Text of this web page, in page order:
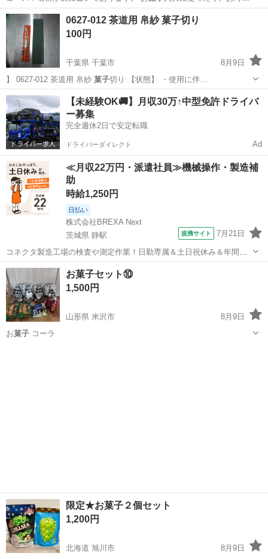
を並べたりして使…
大阪 枚方市
0627-012 茶道用 帛紗 菓子切り
100円
千葉県 千葉市
8月9日
】 0627-012 茶道用 帛紗 菓子 切り 【状態】 ・使用に伴…
千葉 千葉市 インテリア雑貨/小物 帛紗
【未経験OK🚚】月収30万↑中型免許ドライバ
ー募集
完全週休2日で安定転職
ドライバーダイレクト Ad
≪月収22万円・派遣社員≫機械操作・製造補
助
時給1,250円
日払い
株式会社BREXA Next
茨城県 静駅
提携サイト 7月21日
コネクタ製造工場の検査や測定作業！日勤専属＆土日祝休み＆年間休
日128日★クリーンルーム内作業★マイカー通勤OK＆無料駐車場あり
★就業先食堂利用可！日払い制度あり！《茨城県常陸大宮市》 人気の
工場のお仕事 ◇コネクタ製造工...
茨城 常陸大宮市 その他
お菓子セット⑩
1,500円
山形県 米沢市
8月9日
お菓子コーラ
限定★お菓子２個セット
1,200円
北海道 旭川市
8月9日